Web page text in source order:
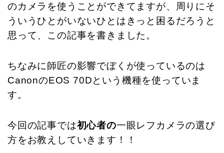
のカメラを使うことができてますが、周りにそ
ういうひとがいないひとはきっと困るだろうと
思って、この記事を書きました。
ちなみに師匠の影響でぼくが使っているのは
CanonのEOS 70Dという機種を使っていま
す。
今回の記事では初心者の一眼レフカメラの選び
方をお教えしていきます！！